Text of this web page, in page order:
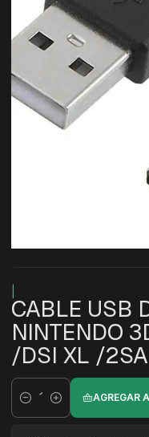
CABLE USB
NINTENDO
/DSI XL /2SA
Cantidad
AGREGAR